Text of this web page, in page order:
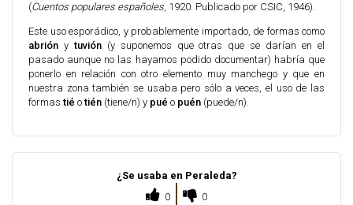
(Cuentos populares españoles, 1920. Publicado por CSIC, 1946).
Este uso esporádico, y probablemente importado, de formas como
abrión ytuvión (y suponemos que otras que se darían en el
pasado aunque no las hayamos podido documentar) habría que
ponerlo en relación con otro elemento muy manchego y que en
nuestra zona también se usaba pero sólo a veces, el uso de las
formastié otién (tiene/n) y pué o puén (puede/n).
¿Se usaba en Peraleda?
0
0